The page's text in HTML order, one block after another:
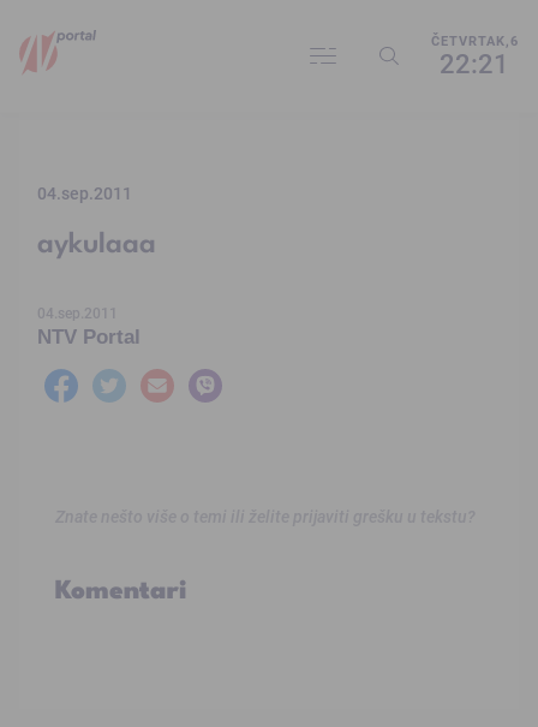
ČETVRTAK,6
22:21
04.sep.2011
aykulaaa
04.sep.2011
NTV Portal
Komentari